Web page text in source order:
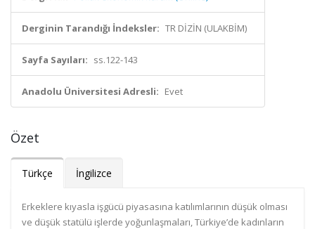
Derginin Tarandığı İndeksler: TR DİZİN (ULAKBİM)
Sayfa Sayıları: ss.122-143
Anadolu Üniversitesi Adresli: Evet
Özet
Türkçe İngilizce
Erkeklere kıyasla işgücü piyasasına katılımlarının düşük olması
ve düşük statülü işlerde yoğunlaşmaları, Türkiye’de kadınların